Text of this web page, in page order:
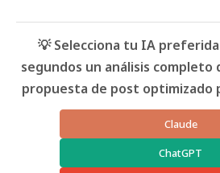
💡 Selecciona tu IA
segundos un análisis completo
propuesta de post optimizado
Claude
ChatGPT